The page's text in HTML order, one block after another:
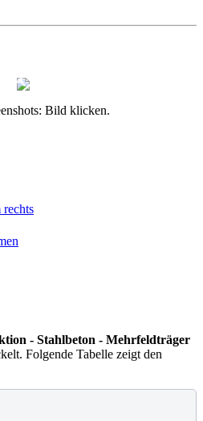
Bild klicken.
- Stahlbeton - Mehrfeldträger
Folgende Tabelle zeigt den